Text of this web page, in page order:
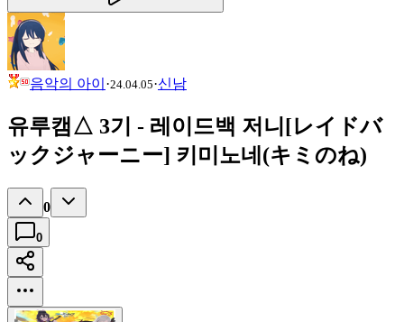
음악의 아이 ·24.04.05·신남
유루캠△ 3기 - 레이드백 저니[レイドバ
ックジャーニー] 키미노네(キミのね)
0
0